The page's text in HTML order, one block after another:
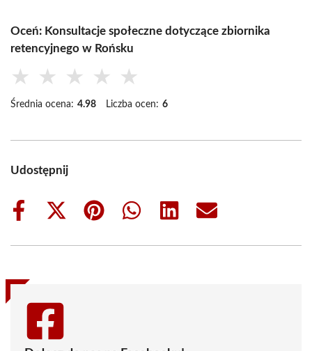
Oceń: Konsultacje społeczne dotyczące zbiornika
retencyjnego w Rońsku
★ ★ ★ ★ ★
Średnia ocena: 4.98 Liczba ocen: 6
Udostępnij
Share
Share
(Twitter)
Share
Share
Share
Share